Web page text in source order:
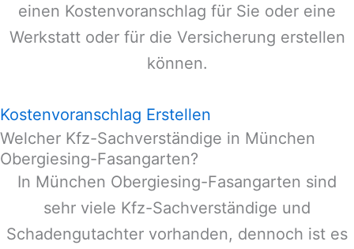
einen Kostenvoranschlag für Sie oder eine
Werkstatt oder für die Versicherung erstellen
können.
Kostenvoranschlag Erstellen
Welcher Kfz-Sachverständige in München
Obergiesing-Fasangarten?
In München Obergiesing-Fasangarten sind
sehr viele Kfz-Sachverständige und
Schadengutachter vorhanden, dennoch ist es